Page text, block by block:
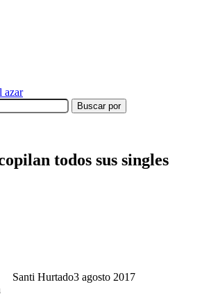
azar
Buscar por
todos sus singles
Santi Hurtado3 agosto 2017